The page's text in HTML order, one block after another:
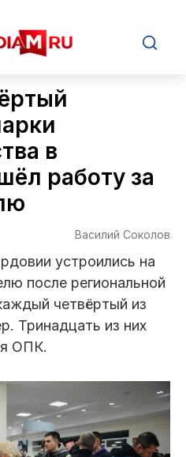
в
работу за
Василий Соколов
устроились на
после региональной
четвёртый из
Тринадцать из них
ОПК.